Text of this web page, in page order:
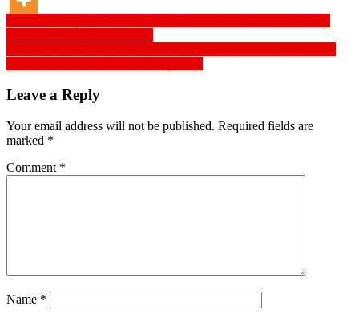
Post
navigation
Leave a Reply
Your email address will not be published. Required fields are
marked *
Comment *
Name *